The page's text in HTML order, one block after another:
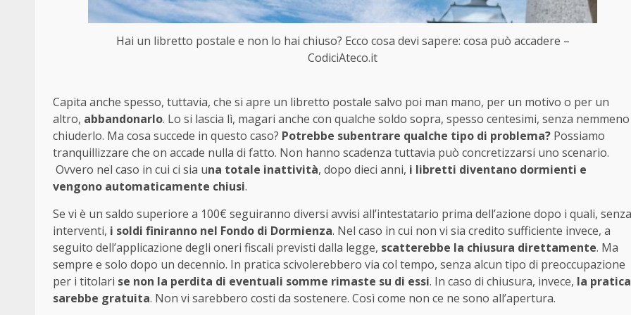
Hai un libretto postale e non lo hai chiuso? Ecco cosa devi sapere: cosa può accadere –
CodiciAteco.it
Capita anche spesso, tuttavia, che si apre un libretto postale salvo poi man mano, per un motivo o per un
altro, abbandonarlo. Lo si lascia lì, magari anche con qualche soldo sopra, spesso centesimi, senza nemmeno
chiuderlo. Ma cosa succede in questo caso? Potrebbe subentrare qualche tipo di problema? Possiamo
tranquillizzare che on accade nulla di fatto. Non hanno scadenza tuttavia può concretizzarsi uno scenario.
Ovvero nel caso in cui ci sia una totale inattività, dopo dieci anni, i libretti diventano dormienti e
vengono automaticamente chiusi.
Se vi è un saldo superiore a 100€ seguiranno diversi avvisi all’intestatario prima dell’azione dopo i quali, senza
interventi, i soldi finiranno nel Fondo di Dormienza. Nel caso in cui non vi sia credito sufficiente invece, a
seguito dell’applicazione degli oneri fiscali previsti dalla legge, scatterebbe la chiusura direttamente. Ma
sempre e solo dopo un decennio. In pratica scivolerebbero via col tempo, senza alcun tipo di preoccupazione
per i titolari se non la perdita di eventuali somme rimaste su di essi. In caso di chiusura, invece, la pratica
sarebbe gratuita. Non vi sarebbero costi da sostenere. Così come non ce ne sono all’apertura.